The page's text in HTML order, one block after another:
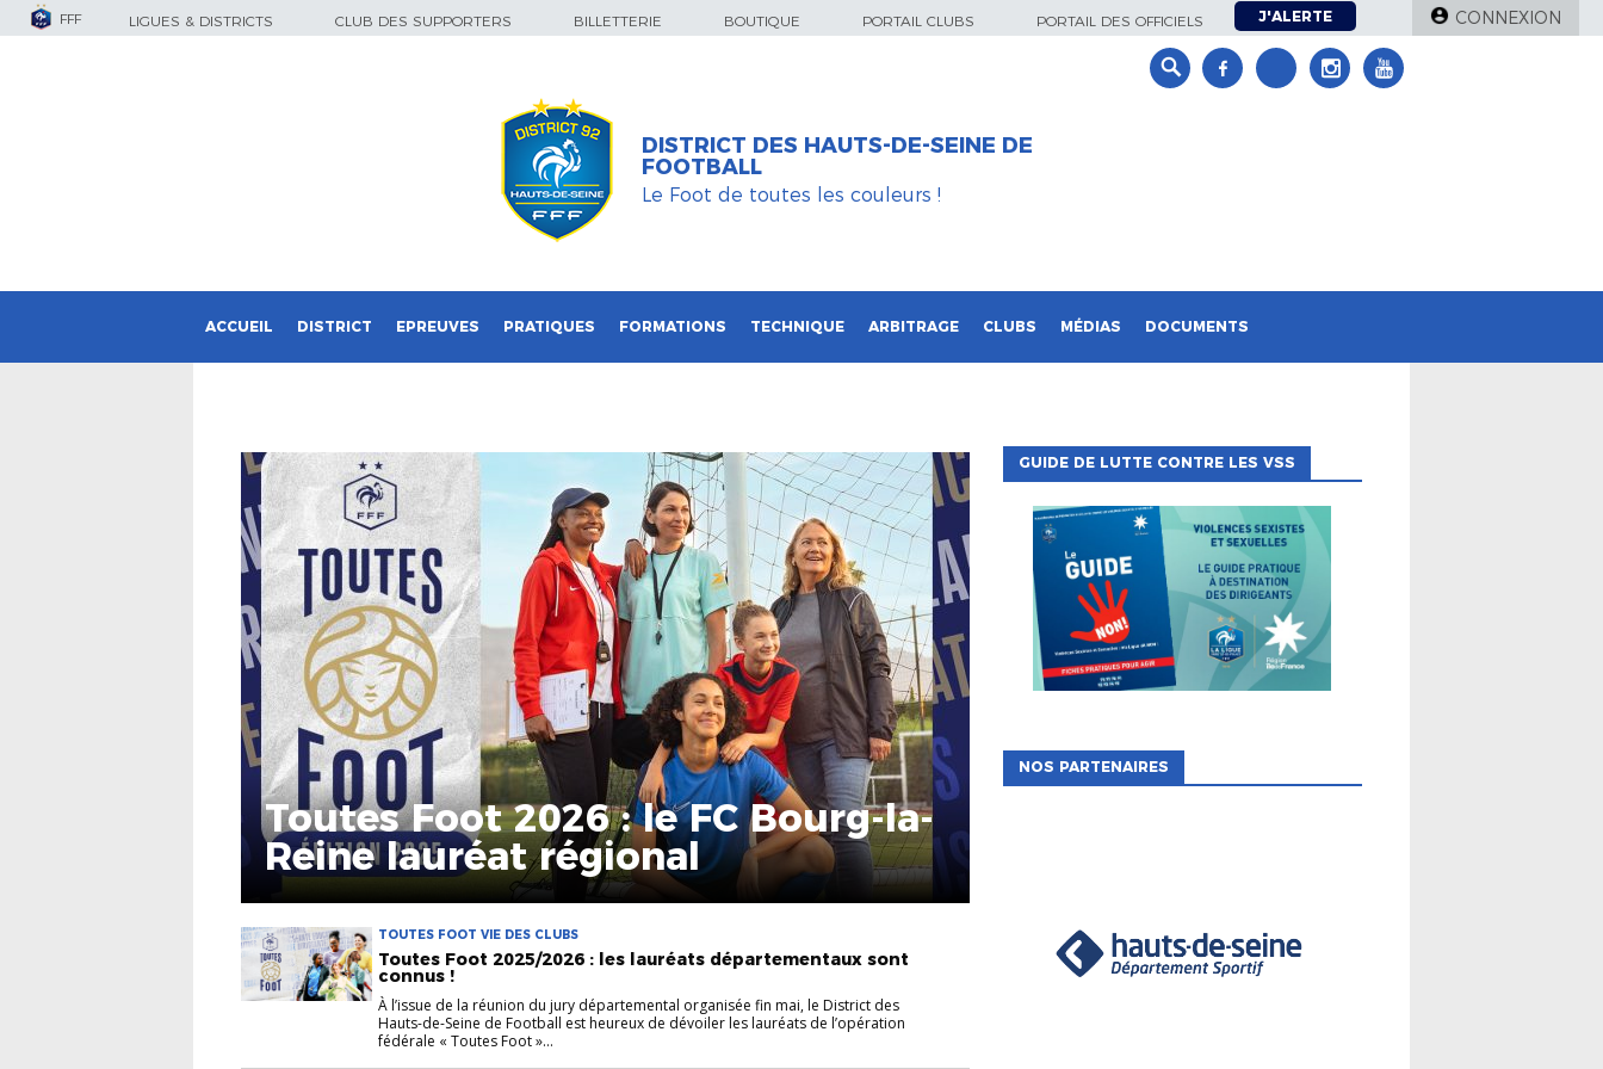
FFF LIGUES & DISTRICTS CLUB DES SUPPORTERS BILLETTERIE BOUTIQUE PORTAIL CLUBS PORTAIL DES OFFICIELS J'ALERTE CONNEXION
DISTRICT DES HAUTS-DE-SEINE DE
FOOTBALL
Le Foot de toutes les couleurs !
ACCUEIL DISTRICT EPREUVES PRATIQUES FORMATIONS TECHNIQUE ARBITRAGE CLUBS MÉDIAS DOCUMENTS
Toutes Foot 2026 : le FC Bourg-la-
Reine lauréat régional
TOUTES FOOT VIE DES CLUBS
Toutes Foot 2025/2026 : les lauréats départementaux sont
connus !
À l’issue de la réunion du jury départemental organisée fin mai, le District des
Hauts-de-Seine de Football est heureux de dévoiler les lauréats de l’opération
fédérale « Toutes Foot »...
GUIDE DE LUTTE CONTRE LES VSS
NOS PARTENAIRES